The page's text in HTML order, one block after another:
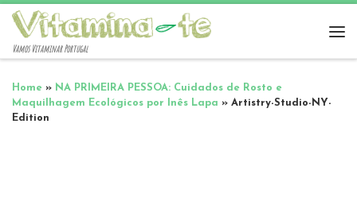
Vamos Vitaminar Portugal
Home » NA PRIMEIRA PESSOA: Cuidados de Rosto e
Maquilhagem Ecológicos por Inês Lapa » Artistry-Studio-NY-
Edition